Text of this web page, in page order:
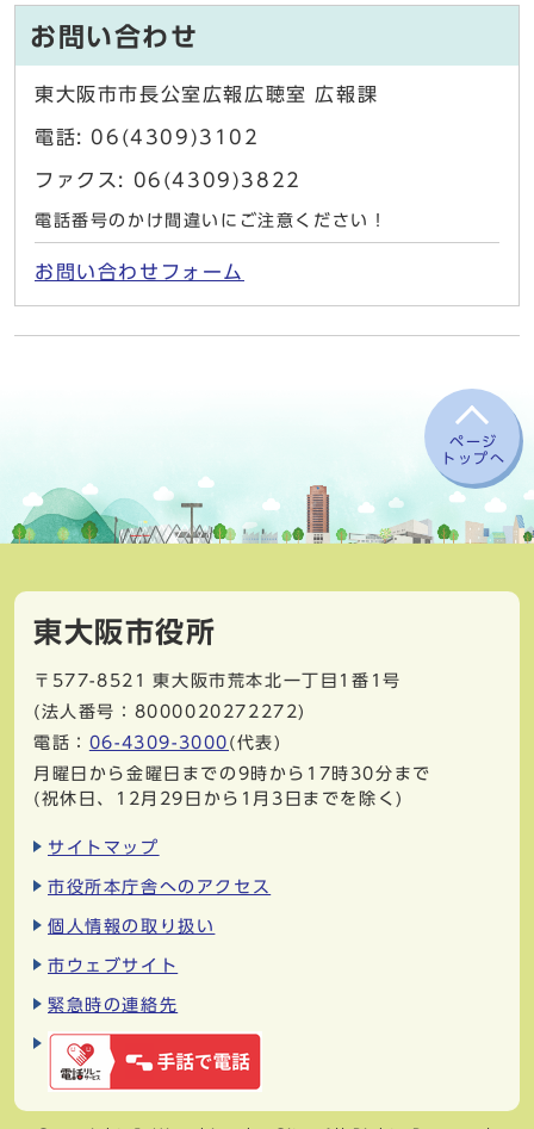
お問い合わせ
東大阪市市長公室広報広聴室 広報課
電話: 06(4309)3102
ファクス: 06(4309)3822
電話番号のかけ間違いにご注意ください！
お問い合わせフォーム
ページ
トップへ
東大阪市役所
〒577-8521
東大阪市荒本北一丁目1番1号
(法人番号：8000020272272)
電話： 06-4309-3000 (代表)
月曜日から金曜日までの9時から17時30分まで
(祝休日、12月29日から1月3日までを除く)
サイトマップ
市役所本庁舎へのアクセス
個人情報の取り扱い
市ウェブサイト
緊急時の連絡先